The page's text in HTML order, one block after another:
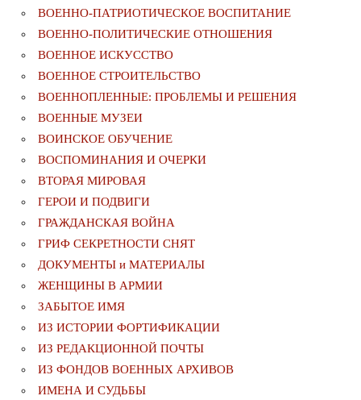
ВОЕННО-ПАТРИОТИЧЕСКОЕ ВОСПИТАНИЕ
ВОЕННО-ПОЛИТИЧЕСКИE ОТНОШЕНИЯ
ВОЕННОЕ ИСКУССТВО
ВОЕННОЕ СТРОИТЕЛЬСТВО
ВОЕННОПЛЕННЫЕ: ПРОБЛЕМЫ И РЕШЕНИЯ
ВОЕННЫЕ МУЗЕИ
ВОИНСКОЕ ОБУЧЕНИЕ
ВОСПОМИНАНИЯ И ОЧЕРКИ
ВТОРАЯ МИРОВАЯ
ГЕРОИ И ПОДВИГИ
ГРАЖДАНСКАЯ ВОЙНА
ГРИФ СЕКРЕТНОСТИ СНЯТ
ДОКУМЕНТЫ и МАТЕРИАЛЫ
ЖЕНЩИНЫ В АРМИИ
ЗАБЫТОЕ ИМЯ
ИЗ ИСТОРИИ ФОРТИФИКАЦИИ
ИЗ РЕДАКЦИОННОЙ ПОЧТЫ
ИЗ ФОНДОВ ВОЕННЫХ АРХИВОВ
ИМЕНА И СУДЬБЫ